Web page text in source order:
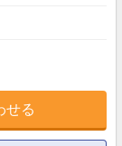
せる